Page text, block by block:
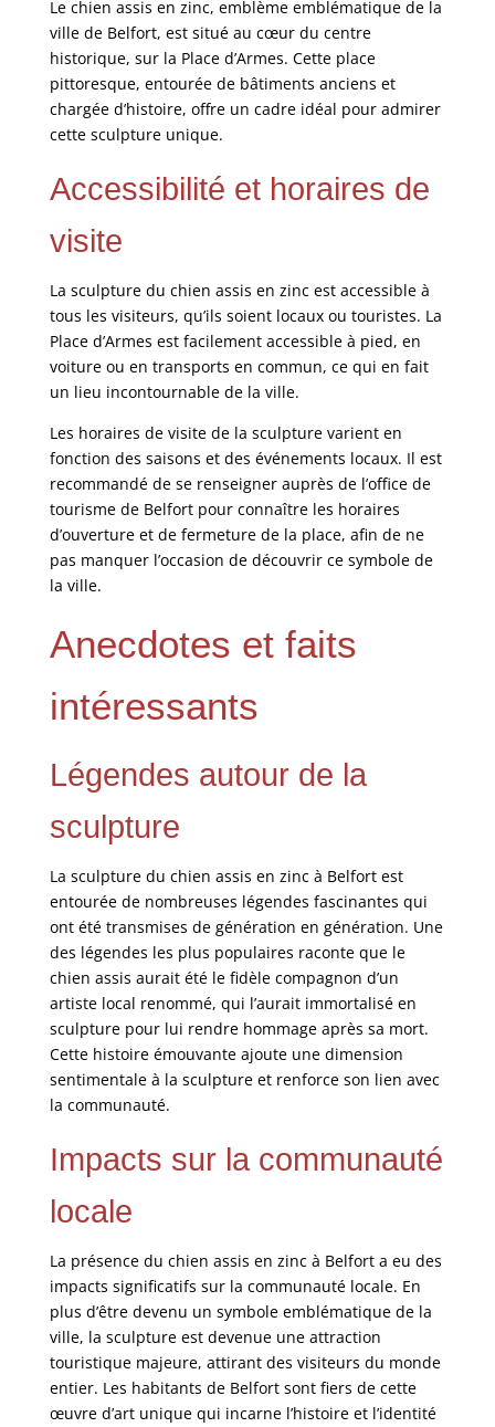
Le chien assis en zinc, emblème emblématique de la
ville de Belfort, est situé au cœur du centre
historique, sur la Place d’Armes. Cette place
pittoresque, entourée de bâtiments anciens et
chargée d’histoire, offre un cadre idéal pour admirer
cette sculpture unique.
Accessibilité et horaires de
visite
La sculpture du chien assis en zinc est accessible à
tous les visiteurs, qu’ils soient locaux ou touristes. La
Place d’Armes est facilement accessible à pied, en
voiture ou en transports en commun, ce qui en fait
un lieu incontournable de la ville.
Les horaires de visite de la sculpture varient en
fonction des saisons et des événements locaux. Il est
recommandé de se renseigner auprès de l’office de
tourisme de Belfort pour connaître les horaires
d’ouverture et de fermeture de la place, afin de ne
pas manquer l’occasion de découvrir ce symbole de
la ville.
Anecdotes et faits
intéressants
Légendes autour de la
sculpture
La sculpture du chien assis en zinc à Belfort est
entourée de nombreuses légendes fascinantes qui
ont été transmises de génération en génération. Une
des légendes les plus populaires raconte que le
chien assis aurait été le fidèle compagnon d’un
artiste local renommé, qui l’aurait immortalisé en
sculpture pour lui rendre hommage après sa mort.
Cette histoire émouvante ajoute une dimension
sentimentale à la sculpture et renforce son lien avec
la communauté.
Impacts sur la communauté
locale
La présence du chien assis en zinc à Belfort a eu des
impacts significatifs sur la communauté locale. En
plus d’être devenu un symbole emblématique de la
ville, la sculpture est devenue une attraction
touristique majeure, attirant des visiteurs du monde
entier. Les habitants de Belfort sont fiers de cette
œuvre d’art unique qui incarne l’histoire et l’identité